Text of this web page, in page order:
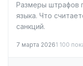
Размеры штрафов
языка. Что
санкций.
7 марта 20261 100